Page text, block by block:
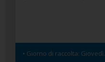
• Giorno di raccolta: Giovedì.